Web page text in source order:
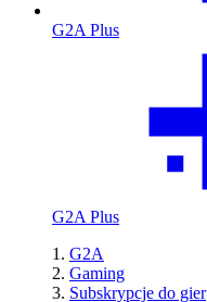
G2A Plus
G2A Plus
G2A
Gaming
Subskrypcje do gier